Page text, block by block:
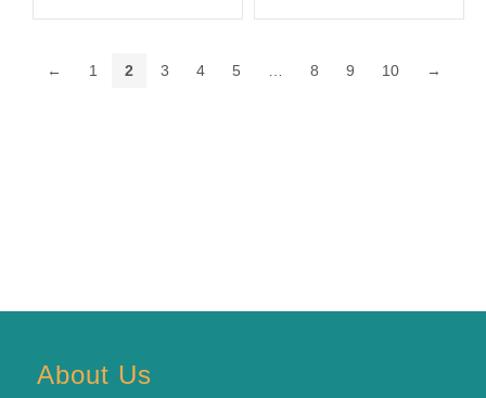
← 1 2 3 4 5 8 9 10 →
About Us